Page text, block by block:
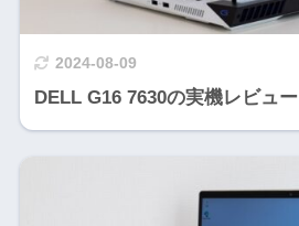
2024-08-09
DELL G16 7630の実機レビュー